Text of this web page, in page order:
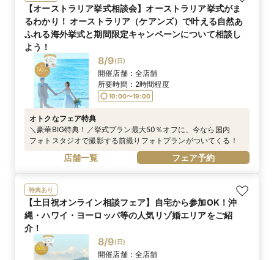
【オーストラリア挙式相談会】オーストラリア挙式がま
るわかり！ オーストラリア（ケアンズ）で叶える自然あ
ふれる海外挙式と期間限定キャンペーンについて相談し
よう！
8/9(日)
開催店舗： 全店舗
所要時間： 2時間程度
10:00〜19:00
オトクなフェア特典
＼豪華BIG特典！／挙式プラン最大50％オフに、今なら国内
フォトスタジオで撮影する前撮りフォトプランがついてくる！
店舗一覧 フェア予約
特典あり
【土日祝オンライン相談フェア】自宅から参加OK！沖
縄・ハワイ・ヨーロッパ等の人気リゾ婚エリアをご紹
介！
8/9(日)
開催店舗： 全店舗